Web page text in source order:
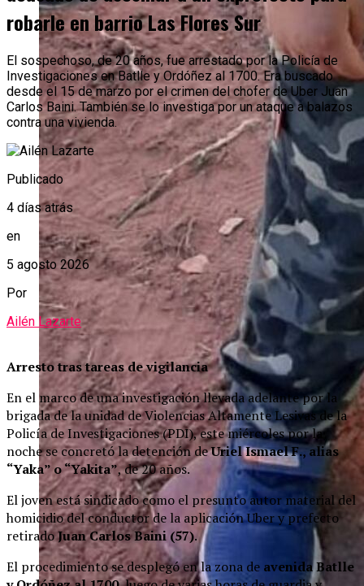
robarle en barrio Las Flores Sur
El sospechoso, de 20 años, fue arrestado por la Policía de
Investigaciones en Batlle y Ordóñez al 1700. Era buscado
desde el 15 de marzo por el crimen del chofer de Uber Juan
Carlos Baini. También se lo investiga por un ataque a balazos
contra una vivienda.
Publicado
4 días atrás
en
5 agosto 2026
Por
Ailén Lazarte
Arresto tras tareas de vigilancia
En el marco de una investigación llevada adelante por la
brigada de la unidad de Violencias Altamente Lesivas de la
Policía de Investigaciones (PDI), este miércoles por la
noche se concretó la detención deUriel Ismael F., alias
“Yaka” o “Yakita”, de 20 años.
El joven está sindicado como el presunto autor material del
homicidio del conductor de la aplicación Uber y prefecto
retiradoJuan Carlos Baini (57).
El procedimiento se desplegó en la zona de avenida Batlle